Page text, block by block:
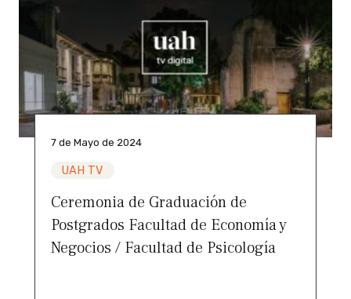
7 de Mayo de 2024
UAH TV
Ceremonia de Graduación de
Postgrados Facultad de Economía y
Negocios / Facultad de Psicología